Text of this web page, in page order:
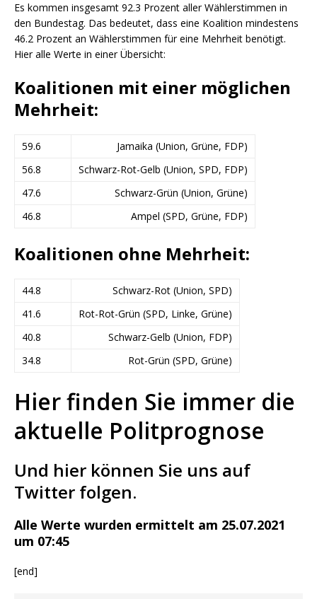
Es kommen insgesamt 92.3 Prozent aller Wählerstimmen in
den Bundestag. Das bedeutet, dass eine Koalition mindestens
46.2 Prozent an Wählerstimmen für eine Mehrheit benötigt.
Hier alle Werte in einer Übersicht:
Koalitionen mit einer möglichen
Mehrheit:
59.6
Jamaika (Union, Grüne, FDP)
56.8
Schwarz-Rot-Gelb (Union, SPD, FDP)
47.6
Schwarz-Grün (Union, Grüne)
46.8
Ampel (SPD, Grüne, FDP)
Koalitionen ohne Mehrheit:
44.8
Schwarz-Rot (Union, SPD)
41.6
Rot-Rot-Grün (SPD, Linke, Grüne)
40.8
Schwarz-Gelb (Union, FDP)
34.8
Rot-Grün (SPD, Grüne)
Hier finden Sie immer die
aktuelle Politprognose
Und hier können Sie uns auf
Twitter folgen.
Alle Werte wurden ermittelt am 25.07.2021
um 07:45
[end]